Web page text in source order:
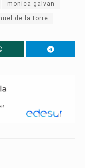
monica galvan
de la torre